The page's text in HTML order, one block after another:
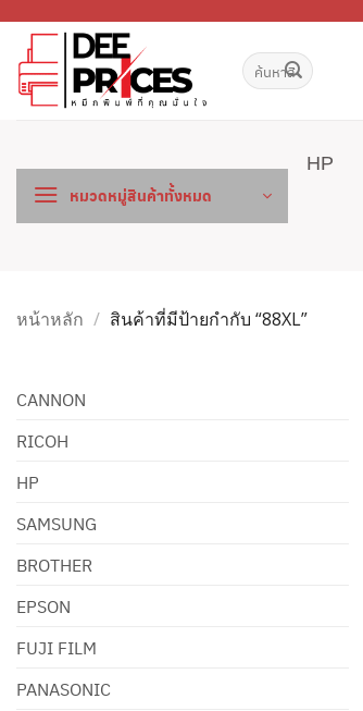
เนื้อหา
ค้นหา:
หมวดหมู่สินค้าทั้งหมด
HP
หน้าหลัก / สินค้าที่มีป้ายกำกับ “88XL”
CANNON
RICOH
HP
SAMSUNG
BROTHER
EPSON
FUJI FILM
PANASONIC